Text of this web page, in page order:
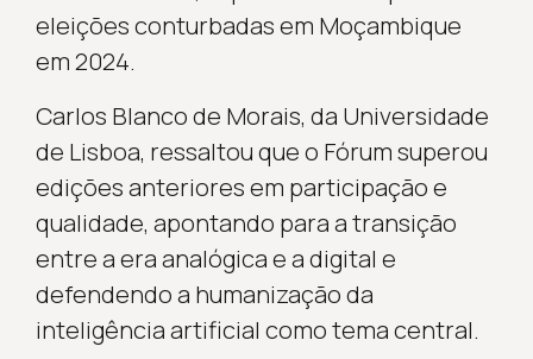
eleições conturbadas em Moçambique
em 2024.
Carlos Blanco de Morais, da Universidade
de Lisboa, ressaltou que o Fórum superou
edições anteriores em participação e
qualidade, apontando para a transição
entre a era analógica e a digital e
defendendo a humanização da
inteligência artificial como tema central.